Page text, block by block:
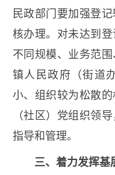
民政部门要加强登
核办理。对未达到
不同规模、业务范
镇人民政府（街道
小、组织较为松散
（社区）党组织领
指导和管理。
三、着力发挥基